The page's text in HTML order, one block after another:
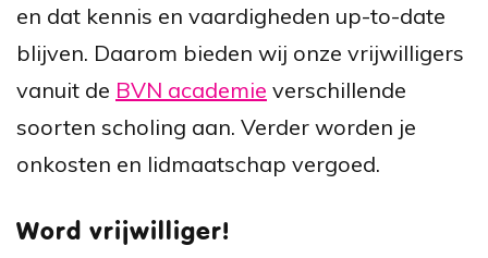
en dat kennis en vaardigheden up-to-date
blijven. Daarom bieden wij onze vrijwilligers
vanuit de BVN academie verschillende
soorten scholing aan. Verder worden je
onkosten en lidmaatschap vergoed.
Word vrijwilliger!